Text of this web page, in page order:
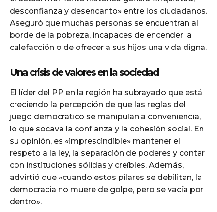
desconfianza y desencanto» entre los ciudadanos.
Aseguró que muchas personas se encuentran al
borde de la pobreza, incapaces de encender la
calefacción o de ofrecer a sus hijos una vida digna.
Una crisis de valores en la sociedad
El líder del PP en la región ha subrayado que está
creciendo la percepción de que las reglas del
juego democrático se manipulan a conveniencia,
lo que socava la confianza y la cohesión social. En
su opinión, es «imprescindible» mantener el
respeto a la ley, la separación de poderes y contar
con instituciones sólidas y creíbles. Además,
advirtió que «cuando estos pilares se debilitan, la
democracia no muere de golpe, pero se vacía por
dentro».